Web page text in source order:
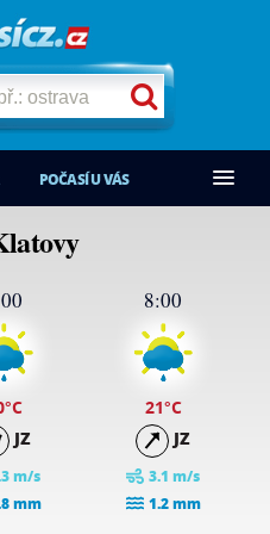
POČASÍ U VÁS
°C
JZ
m/s
mm
8:00
21°C
JZ
3.1 m/s
1.2 mm